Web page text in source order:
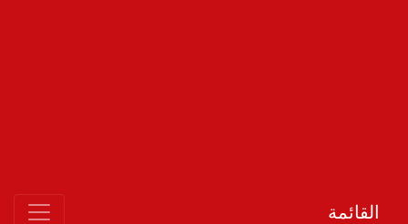
القائمة